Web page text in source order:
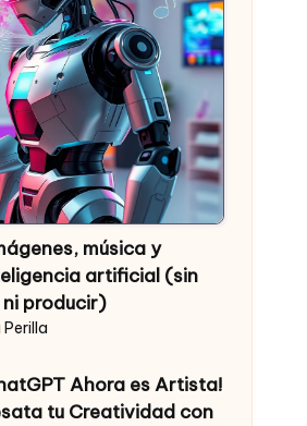
música y
artificial (sin
producir)
Ahora es Artista!
tu Creatividad con